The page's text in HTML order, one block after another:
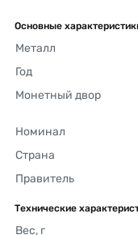
Основные
Металл
Год
Монетный двор
Номинал
Страна
Правитель
Технические
Вес, г